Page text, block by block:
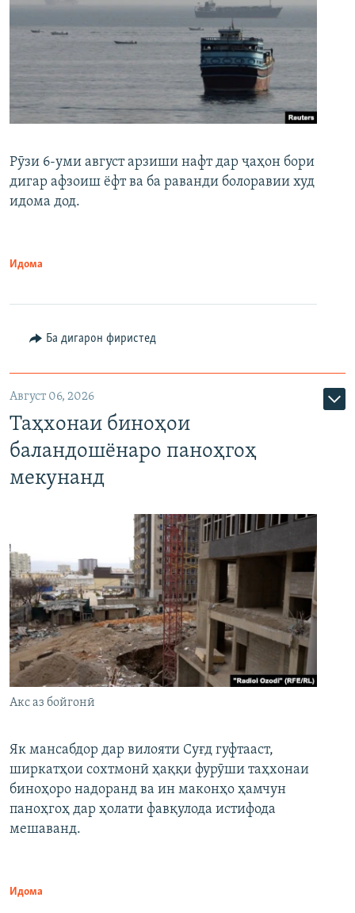
Рӯзи 6-уми август арзиши нафт дар ҷаҳон бори
дигар афзоиш ёфт ва ба раванди болоравии худ
идома дод.
Идома
Ба дигарон фиристед
Август 06, 2026
Таҳхонаи биноҳои
баландошёнаро паноҳгоҳ
мекунанд
Акс аз бойгонӣ
Як мансабдор дар вилояти Суғд гуфтааст,
ширкатҳои сохтмонӣ ҳаққи фурӯши таҳхонаи
биноҳоро надоранд ва ин маконҳо ҳамчун
паноҳгоҳ дар ҳолати фавқулода истифода
мешаванд.
Идома